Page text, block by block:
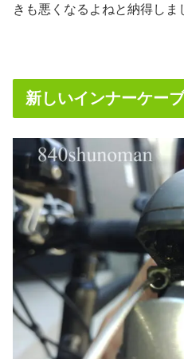
きも悪くなるよねと納得しま
新しいインナーケー